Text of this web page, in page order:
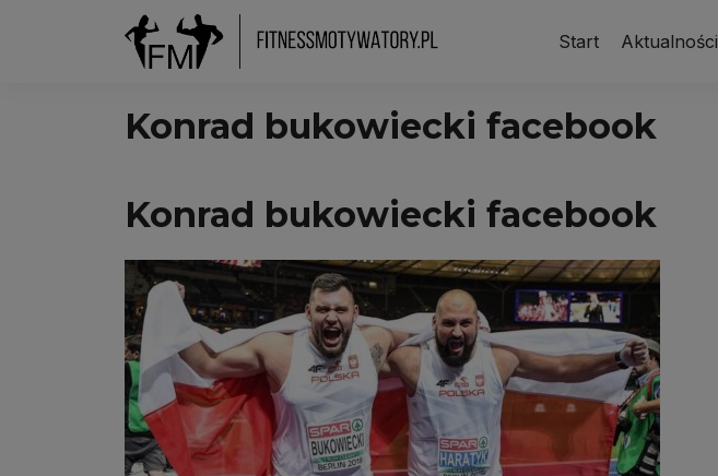
Start Aktualności
Konrad bukowiecki facebook
Konrad bukowiecki facebook